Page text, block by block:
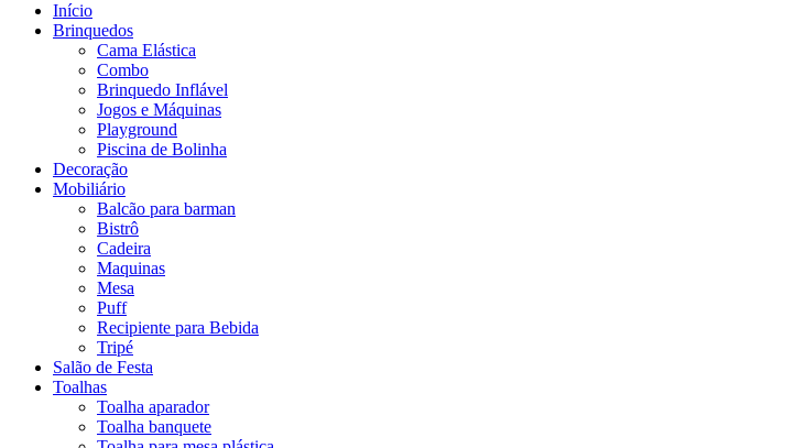
Início
Brinquedos
Cama Elástica
Combo
Brinquedo Inflável
Jogos e Máquinas
Playground
Piscina de Bolinha
Decoração
Mobiliário
Balcão para barman
Bistrô
Cadeira
Maquinas
Mesa
Puff
Recipiente para Bebida
Tripé
Salão de Festa
Toalhas
Toalha aparador
Toalha banquete